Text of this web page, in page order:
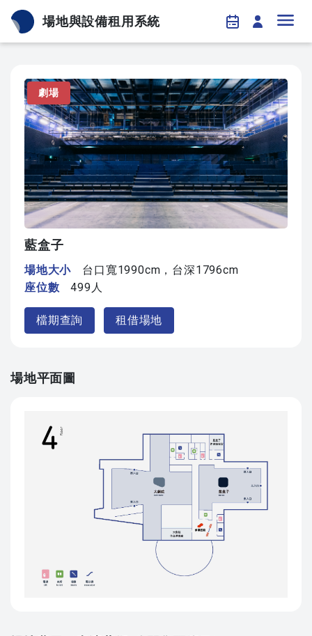
場地與設備租用系統
劇場
藍盒子
場地大小
台口寬1990cm，台深1796cm
座位數
499人
檔期查詢 租借場地
場地平面圖